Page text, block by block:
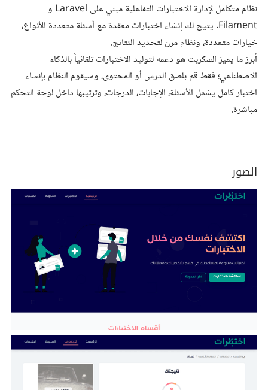
نظام متكامل لإدارة الاختبارات التفاعلية مبني على Laravel و
Filament. يتيح لك إنشاء اختبارات معقدة مع أسئلة متعددة الأنواع،
خيارات متعددة، ونظام مرن لتحديد النتائج.
أبرز ما يميز السكربت هو دعمه لتوليد الاختبارات تلقائياً بالذكاء
الاصطناعي؛ فقط قم بلصق الدرس أو المحتوى، وسيقوم النظام بإنشاء
اختبار كامل يشمل الأسئلة، الإجابات، الدرجات، وترتيبها داخل لوحة التحكم
مباشرة.
الصور